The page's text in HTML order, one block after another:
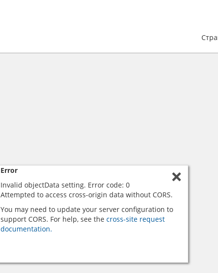
Error
Invalid objectData setting. Error code: 0
Attempted to access cross-origin data without CORS.
You may need to update your server configuration to
support CORS. For help, see the cross-site request
documentation.